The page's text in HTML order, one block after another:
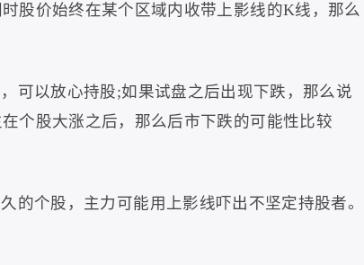
股价始终在某个区域内收带上影线的K线，那么
可以放心持股;如果试盘之后出现下跌，那么说
个股大涨之后，那么后市下跌的可能性比较
的个股，主力可能用上影线吓出不坚定持股者。